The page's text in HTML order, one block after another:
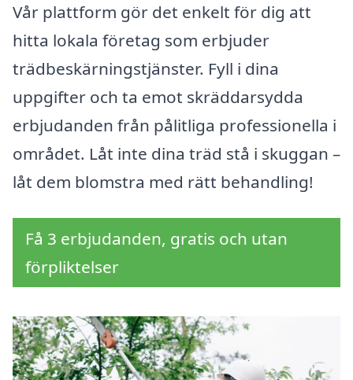
Vår plattform gör det enkelt för dig att
hitta lokala företag som erbjuder
trädbeskärningstjänster. Fyll i dina
uppgifter och ta emot skräddarsydda
erbjudanden från pålitliga professionella i
området. Låt inte dina träd stå i skuggan –
låt dem blomstra med rätt behandling!
Få 3 erbjudanden, gratis och utan
förpliktelser